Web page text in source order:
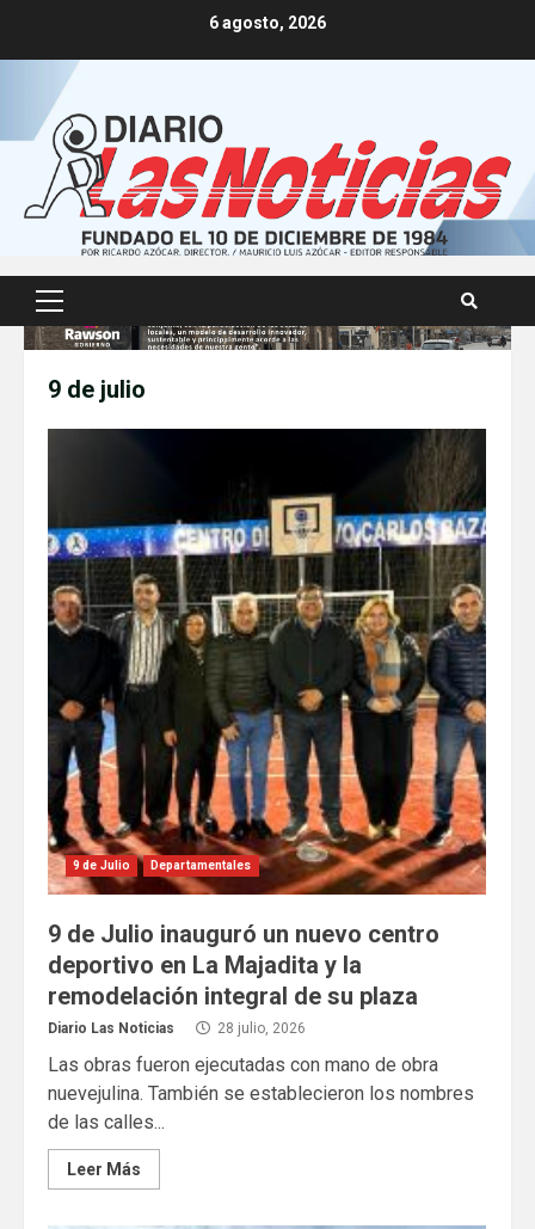
6 agosto, 2026
Primary
Menu
9 de julio
9 de Julio Departamentales
9 de Julio inauguró un nuevo centro
deportivo en La Majadita y la
remodelación integral de su plaza
Diario Las Noticias 28 julio, 2026
Las obras fueron ejecutadas con mano de obra
nuevejulina. También se establecieron los nombres
de las calles...
Leer Más